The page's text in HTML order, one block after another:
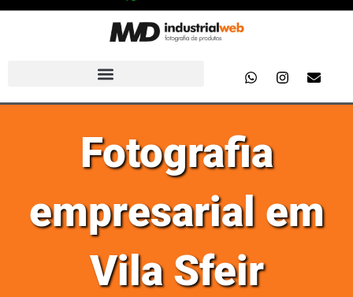
Fotografia
empresarial em
Vila Sfeir